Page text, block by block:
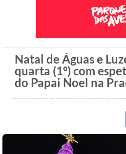
Natal de Águas e
quarta (1º) com
do Papai Noel na